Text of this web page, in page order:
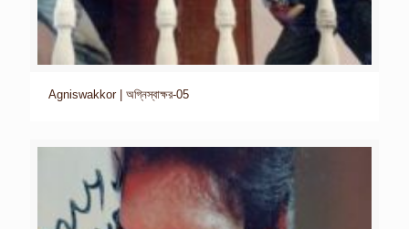
Agniswakkor | অগ্নিস্বাক্ষর-05